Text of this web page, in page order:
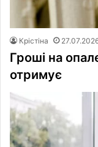
Крістіна
Гроші на
отримує